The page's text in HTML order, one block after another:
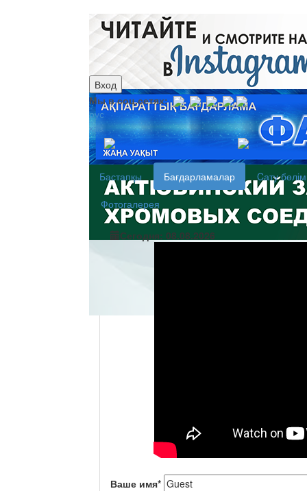
Вход
Мы в соц.сетях:
рус
каз
Бастапқы Бағдарламалар
Cату
Фотогалерея
Сегодня: 08.08.2026
Ваше имя*